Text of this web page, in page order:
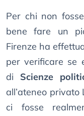
Per chi non
bene fare un
Firenze ha
per verificare se
di Scienze
all’ateneo privato
ci fosse